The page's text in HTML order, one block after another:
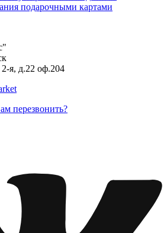
подарочными картами
2-я, д.22 оф.204
перезвонить?